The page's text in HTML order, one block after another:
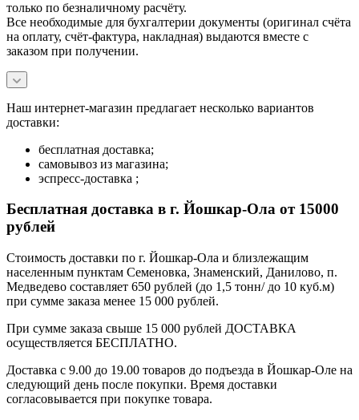
только по безналичному расчёту.
Все необходимые для бухгалтерии документы (оригинал счёта
на оплату, счёт-фактура, накладная) выдаются вместе с
заказом при получении.
Наш интернет-магазин предлагает несколько вариантов
доставки:
бесплатная доставка;
самовывоз из магазина;
эспресс-доставка ;
Бесплатная доставка в г. Йошкар-Ола от 15000
рублей
Стоимость доставки по г. Йошкар-Ола и близлежащим
населенным пунктам Семеновка, Знаменский, Данилово, п.
Медведево составляет 650 рублей (до 1,5 тонн/ до 10 куб.м)
при сумме заказа менее 15 000 рублей.
При сумме заказа свыше 15 000 рублей ДОСТАВКА
осуществляется БЕСПЛАТНО.
Доставка с 9.00 до 19.00 товаров до подъезда в Йошкар-Оле на
следующий день после покупки. Время доставки
согласовывается при покупке товара.